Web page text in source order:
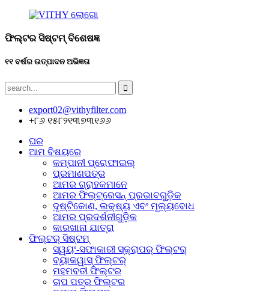
ଫିଲ୍ଟର ସିଷ୍ଟମ୍ ବିଶେଷଜ୍ଞ
୧୧ ବର୍ଷର ଉତ୍ପାଦନ ଅଭିଜ୍ଞତା
export02@vithyfilter.com
+୮୬ ୧୫୮୨୧୩୭୩୧୬୬
ଘର
ଆମ ବିଷୟରେ
କମ୍ପାନୀ ପ୍ରୋଫାଇଲ୍
ପ୍ରମାଣପତ୍ର
ଆମର ଗ୍ରାହକମାନେ
ଆମର ଫିଲ୍ଟ୍ରେସନ୍ ପ୍ରଭାବଗୁଡ଼ିକ
ଦୃଷ୍ଟିକୋଣ, ଲକ୍ଷ୍ୟ ଏବଂ ମୂଲ୍ୟବୋଧ
ଆମର ପ୍ରଦର୍ଶନୀଗୁଡ଼ିକ
କାରଖାନା ଯାତ୍ରା
ଫିଲ୍ଟର୍ ସିଷ୍ଟମ୍
ସ୍ୱୟଂ-ସଫାକାରୀ ସ୍କ୍ରାପର୍ ଫିଲ୍ଟର୍
ବ୍ୟାକୱାସ୍ ଫିଲ୍ଟର୍
ମହମବତୀ ଫିଲ୍ଟର
ଚାପ ପତ୍ର ଫିଲ୍ଟର